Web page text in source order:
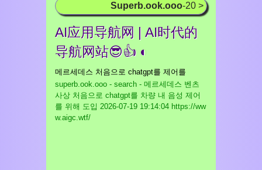
Superb.ook.ooo-20 >
AI应用导航网 | AI时代的
导航网站😎👍 ◐
메르세데스 처음으로 chatgpt를 제어를
superb.ook.ooo - search - 메르세데스 벤츠
사상 처음으로 chatgpt를 차량 내 음성 제어
를 위해 도입 2026-07-19 19:14:04 https://ww
w.aigc.wtf/